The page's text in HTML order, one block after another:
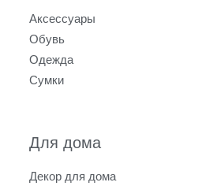
Аксессуары
Обувь
Одежда
Сумки
Для дома
Декор для дома